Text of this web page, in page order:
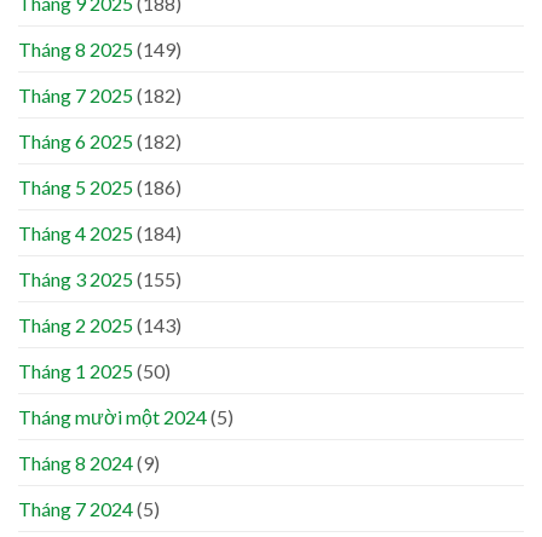
Tháng 8 2025(149)
Tháng 7 2025(182)
Tháng 6 2025(182)
Tháng 5 2025(186)
Tháng 4 2025(184)
Tháng 3 2025(155)
Tháng 2 2025(143)
Tháng 1 2025(50)
Tháng mười một 2024(5)
Tháng 8 2024(9)
Tháng 7 2024(5)